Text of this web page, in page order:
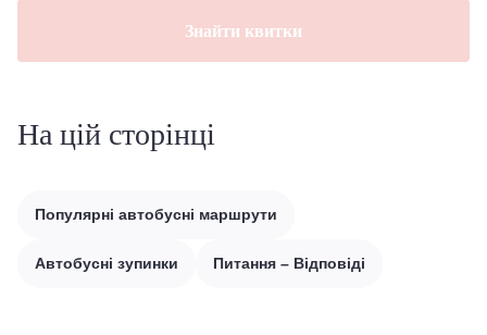
Знайти квитки
На цій сторінці
Популярні автобусні маршрути
Автобусні зупинки Питання – Відповіді